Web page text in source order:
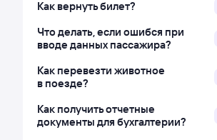
Как вернуть билет?
Что делать, если ошибся при
вводе данных пассажира?
Как перевезти животное
в поезде?
Как получить отчетные
документы для бухгалтерии?